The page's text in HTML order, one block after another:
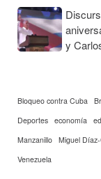
y
Bloqueo contra Cuba
Deportes economía
Manzanillo Miguel
Venezuela